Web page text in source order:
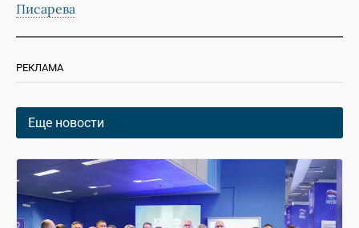
Писарева
РЕКЛАМА
Еще новости